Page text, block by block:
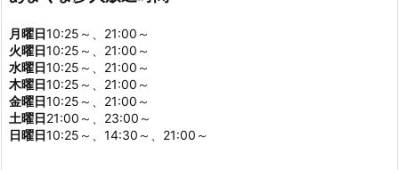
月曜日10:25～、21:00～
火曜日10:25～、21:00～
水曜日10:25～、21:00～
木曜日10:25～、21:00～
金曜日10:25～、21:00～
土曜日21:00～、23:00～
日曜日10:25～、14:30～、21:00～